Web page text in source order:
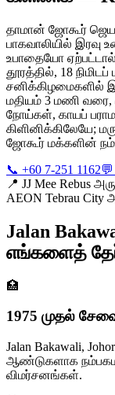
தாமான் ஜோகூர்
பாகவாலியில் இரவு
உபாதையோ
தூரத்தில், 18
சனிக்கிழமைகளில்
மதியம் 3 மணி வரை,
நோய்கள், காயப்
கிளினிக்கிலேயே;
ஜோகூர் மக்களின்
📞 +60 7-251 1162
📍 JJ Mee Rebus
AEON Tebrau City
Jalan
எங்களைத்
🏥
1975 முதல்
Jalan Bakawali,
ஆண்டுகளாக
விமர்சனங்கள்.